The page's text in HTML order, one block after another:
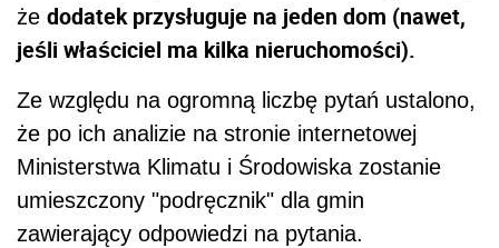
że dodatek przysługuje na jeden dom (nawet,
jeśli właściciel ma kilka nieruchomości).
Ze względu na ogromną liczbę pytań ustalono,
że po ich analizie na stronie internetowej
Ministerstwa Klimatu i Środowiska zostanie
umieszczony "podręcznik" dla gmin
zawierający odpowiedzi na pytania.